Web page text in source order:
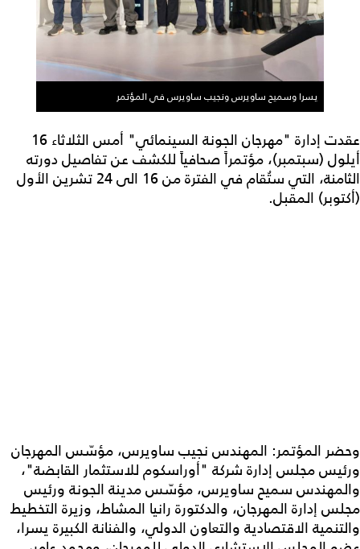
يسرا وسميح ساويرس ونجيب ساويرس في المؤتمر
عقدت إدارة "مهرجان الجونة السينمائي" أمس الثلاثاء 16
أيلول (سبتمبر)، مؤتمراً صحافياً للكشف عن تفاصيل دورته
الثامنة، التي ستُقام في الفترة من 16 الى 24 تشرين الأول
(أكتوبر) المقبل.
وحضر المؤتمر: المهندس نجيب ساويرس، مؤسّس المهرجان
ورئيس مجلس إدارة شركة "أوراسكوم للاستثمار القابضة"،
والمهندس سميح ساويرس، مؤسّس مدينة الجونة ورئيس
مجلس إدارة المهرجان، والدكتورة رانيا المشاط، وزيرة التخطيط
والتنمية الاقتصادية والتعاون الدولي، والفنانة الكبيرة يسرا،